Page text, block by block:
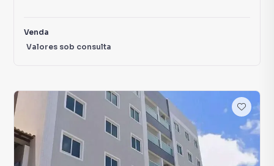
Venda
Valores sob consulta